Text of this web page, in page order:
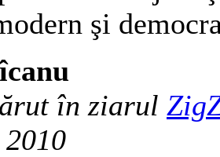
şi
în ziarul